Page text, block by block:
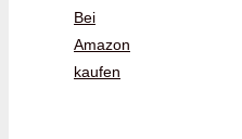
Bei
Amazon
kaufen